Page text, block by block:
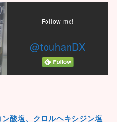
Follow me!
@touhanDX
酸塩、クロルヘキシジン塩